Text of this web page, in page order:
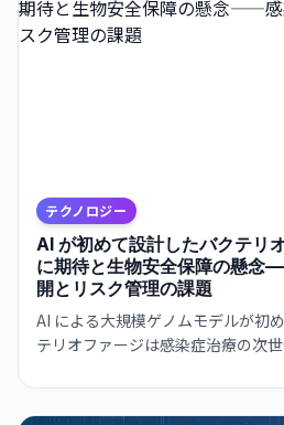
テクノロジー
AI が初めて設計したバクテリ
に期待と生物安全保障の懸念
開とリスク管理の課題
AI による大規模ゲノムモデルが初
テリオファージは感染症治療の次
上の重大な転換点を意味する。